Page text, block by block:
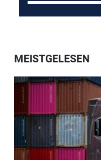
MEISTGELESEN